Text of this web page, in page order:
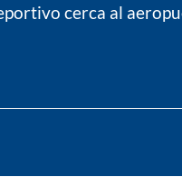
cerca al